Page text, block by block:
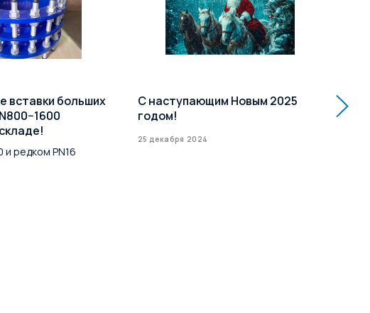
вставки больших
и редком PN16
С наступающим Новым 2025
годом!
25 декабря 2024